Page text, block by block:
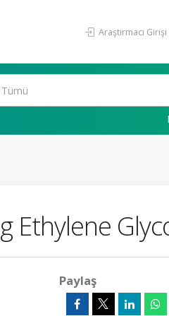
Araştırmacı Girişi
Ethylene
Paylaş